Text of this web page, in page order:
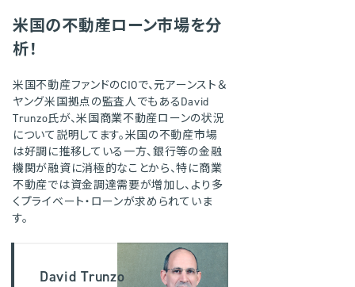
米国の不動産ローン市場を分
析！
米国不動産ファンドのCIOで、元アーンスト＆
ヤング米国拠点の監査人でもあるDavid
Trunzo氏が、米国商業不動産ローンの状況
について説明してます。米国の不動産市場
は好調に推移している一方、銀行等の金融
機関が融資に消極的なことから、特に商業
不動産では資金調達需要が増加し、より多
くプライベート・ローンが求められていま
す。
David Trunzo